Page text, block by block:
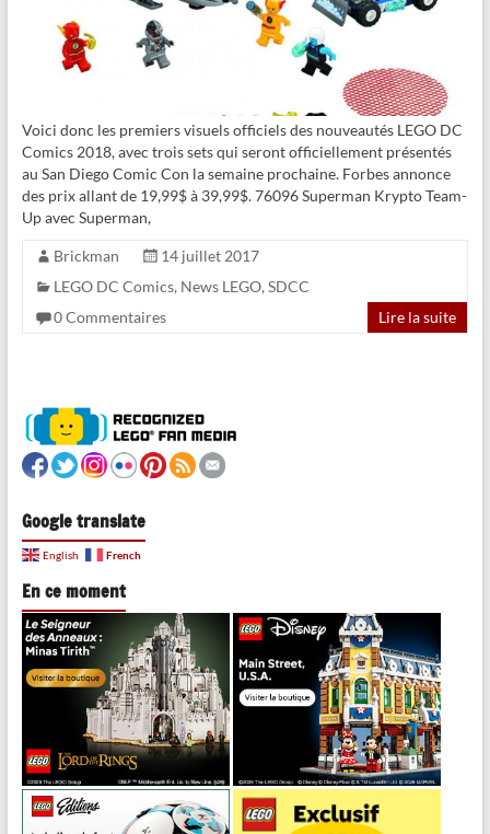
Voici donc les premiers visuels officiels des nouveautés LEGO DC
Comics 2018, avec trois sets qui seront officiellement présentés
au San Diego Comic Con la semaine prochaine. Forbes annonce
des prix allant de 19,99$ à 39,99$. 76096 Superman Krypto Team-
Up avec Superman,
Brickman
14 juillet 2017
LEGO DC Comics, News LEGO, SDCC
0 Commentaires
Lire la suite
Google translate
English French
En ce moment